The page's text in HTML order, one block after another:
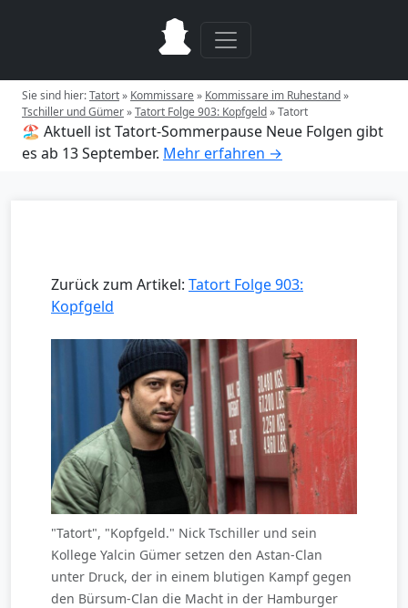
Sie sind hier:Tatort» Kommissare» Kommissare im Ruhestand»
Tschiller und Gümer»Tatort Folge 903: Kopfgeld»Tatort
🏖️ Aktuell ist Tatort-Sommerpause Neue Folgen gibt
es ab 13 September. Mehr erfahren →
Zurück zum Artikel: Tatort Folge 903:
Kopfgeld
"Tatort", "Kopfgeld." Nick Tschiller und sein
Kollege Yalcin Gümer setzen den Astan-Clan
unter Druck, der in einem blutigen Kampf gegen
den Bürsum-Clan die Macht in der Hamburger